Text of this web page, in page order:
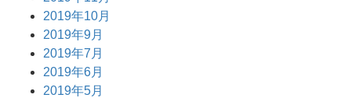
2019年10月
2019年9月
2019年7月
2019年6月
2019年5月